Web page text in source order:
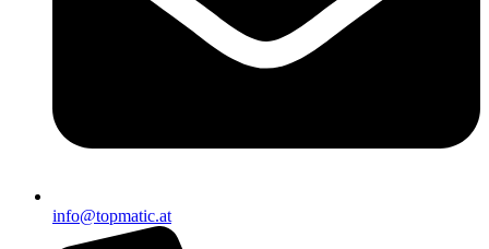
info@topmatic.at